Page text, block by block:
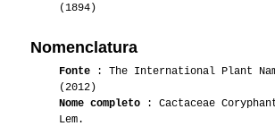
01-2014 Lakota
01-2014 Lakota
(1894)
Nomenclatura
Fonte : The International Plant
(2012)
Nome completo : Cactaceae
Lem.